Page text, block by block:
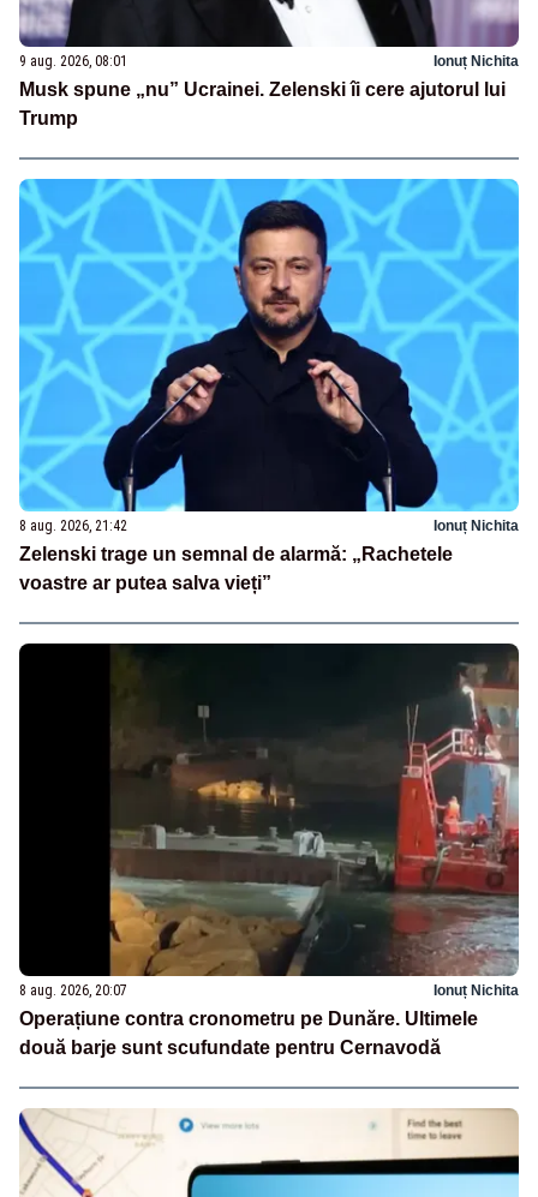
9 aug. 2026, 08:01 Ionuț Nichita
Musk spune „nu” Ucrainei. Zelenski îi cere ajutorul lui
Trump
8 aug. 2026, 21:42 Ionuț Nichita
Zelenski trage un semnal de alarmă: „Rachetele
voastre ar putea salva vieți”
8 aug. 2026, 20:07 Ionuț Nichita
Operațiune contra cronometru pe Dunăre. Ultimele
două barje sunt scufundate pentru Cernavodă